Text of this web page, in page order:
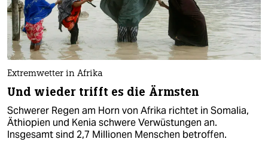
Extremwetter in Afrika
Und wieder trifft es die Ärmsten
Schwerer Regen am Horn von Afrika richtet in Somalia,
Äthiopien und Kenia schwere Verwüstungen an.
Insgesamt sind 2,7 Millionen Menschen betroffen.